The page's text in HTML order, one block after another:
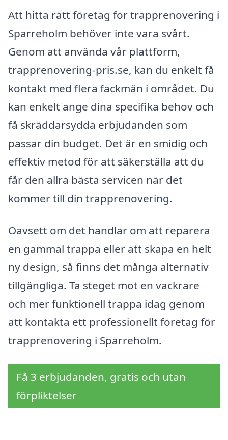
Att hitta rätt företag för trapprenovering i
Sparreholm behöver inte vara svårt.
Genom att använda vår plattform,
trapprenovering-pris.se, kan du enkelt få
kontakt med flera fackmän i området. Du
kan enkelt ange dina specifika behov och
få skräddarsydda erbjudanden som
passar din budget. Det är en smidig och
effektiv metod för att säkerställa att du
får den allra bästa servicen när det
kommer till din trapprenovering.
Oavsett om det handlar om att reparera
en gammal trappa eller att skapa en helt
ny design, så finns det många alternativ
tillgängliga. Ta steget mot en vackrare
och mer funktionell trappa idag genom
att kontakta ett professionellt företag för
trapprenovering i Sparreholm.
Få 3 erbjudanden, gratis och utan
förpliktelser